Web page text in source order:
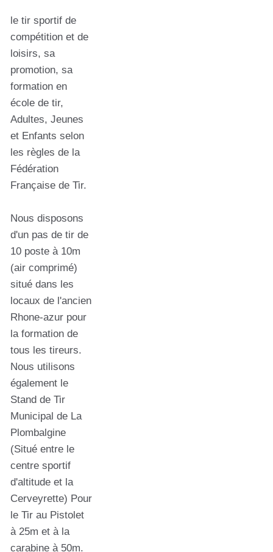
le tir sportif de
compétition et de
loisirs, sa
promotion, sa
formation en
école de tir,
Adultes, Jeunes
et Enfants selon
les règles de la
Fédération
Française de Tir.
Nous disposons
d'un pas de tir de
10 poste à 10m
(air comprimé)
situé dans les
locaux de l'ancien
Rhone-azur pour
la formation de
tous les tireurs.
Nous utilisons
également le
Stand de Tir
Municipal de La
Plombalgine
(Situé entre le
centre sportif
d'altitude et la
Cerveyrette) Pour
le Tir au Pistolet
à 25m et à la
carabine à 50m.